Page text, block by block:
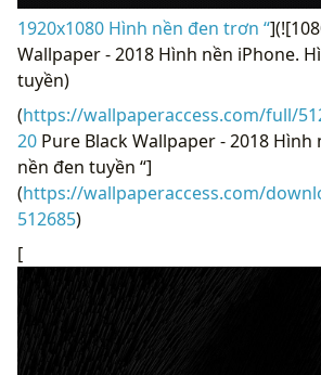
1920x1080 Hình nền đen trơn “
Wallpaper - 2018 Hình nền iPhone.
tuyền)
(https://wallpaperaccess.com/full/
20 Pure Black Wallpaper - 2018 Hình
nền đen tuyền “]
(https://wallpaperaccess.com/
512685)
[